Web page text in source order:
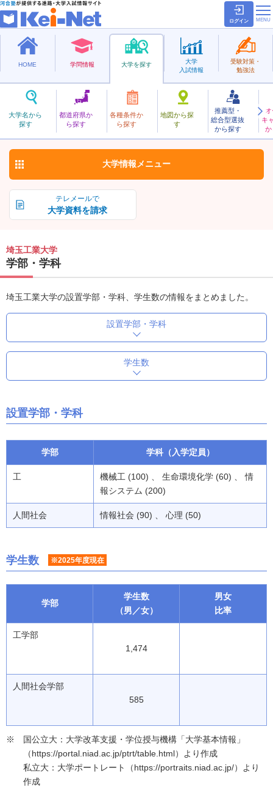
ログイン
HOME 学問情報 大学を探す
大学名から
探す
都道府県か
ら探す
各種条件か
ら探す
地図から探
す
推薦型・
総合型選抜
から探す
キ
か
大学
入試情報
受験対策・
勉強法
私立
さいたまこうぎょう
埼玉工業大学 お気に入り
テレメールで
大学資料を請求
大学情報 メニュー
埼玉工業大学
学部・学科
埼玉工業大学の設置学部・学科、学生数の情報をまとめました。
設置学部・学科
学生数
設置学部・学科
学部 学科（入学定員）
工
機械工 (100) 、 生命環境化学 (60) 、 情
報システム (200)
人間社会 情報社会 (90) 、 心理 (50)
学生数 ※2025年度現在
学部
学生数
（男／女）
男女
比率
工学部
1,474
人間社会学部
585
国公立大：大学改革支援・学位授与機構「大学基本情報」
（https://portal.niad.ac.jp/ptrt/table.html）より作成
私立大：大学ポートレート（https://portraits.niad.ac.jp/）より
作成